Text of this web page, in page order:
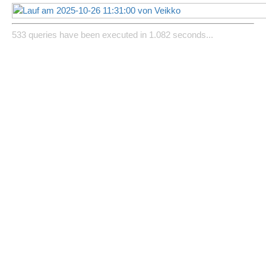
533 queries have been executed in 1.082 seconds...